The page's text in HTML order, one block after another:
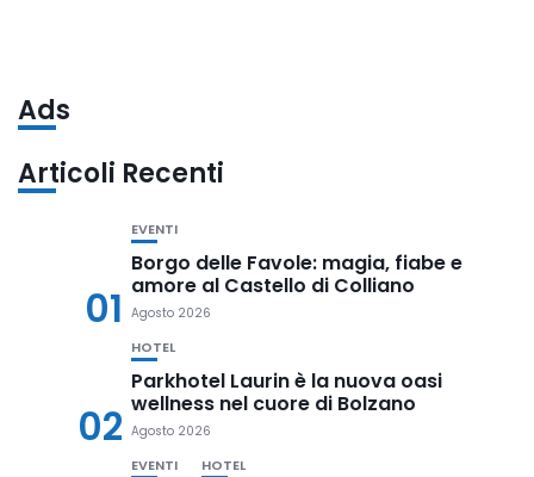
Ads
Articoli Recenti
01
EVENTI
Borgo delle Favole: magia, fiabe e
amore al Castello di Colliano
Agosto 2026
02
HOTEL
Parkhotel Laurin è la nuova oasi
wellness nel cuore di Bolzano
Agosto 2026
EVENTI HOTEL